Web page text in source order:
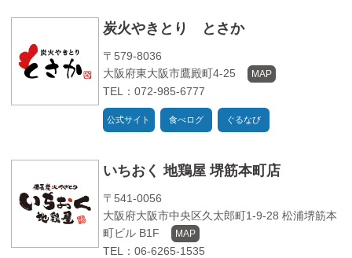
炭火やきとり とさか
〒579-8036
大阪府東大阪市鷹殿町4-25
MAP
TEL：072-985-6777
公式サイト 食べログ ぐるなび
いちおく 地鶏屋 堺筋本町店
〒541-0056
大阪府大阪市中央区久太郎町1-9-28 松浦堺筋本
町ビル B1F
MAP
TEL：06-6265-1535